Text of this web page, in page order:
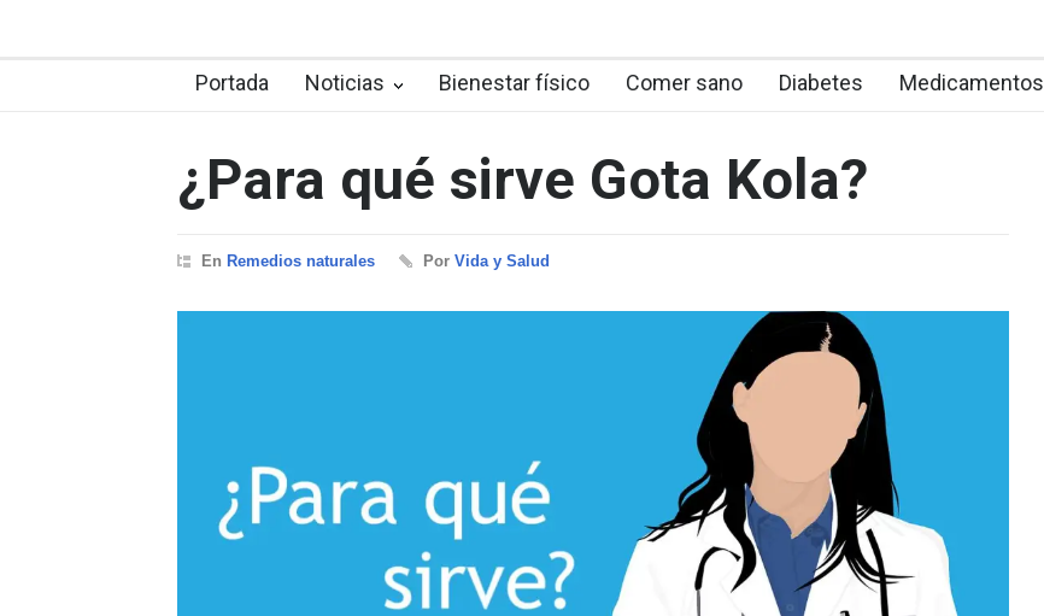
Portada Noticias Bienestar físico Comer sano Diabetes Medicamentos
¿Para qué sirve Gota Kola?
En Remedios naturales Por Vida y Salud